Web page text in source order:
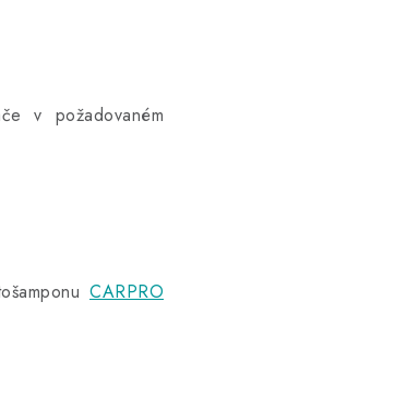
v požadovaném
CARPRO